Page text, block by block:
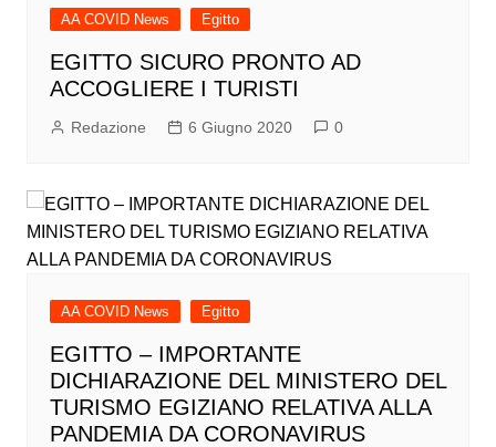
AA COVID News Egitto
EGITTO SICURO PRONTO AD
ACCOGLIERE I TURISTI
Redazione 6 Giugno 2020 0
AA COVID News Egitto
EGITTO – IMPORTANTE
DICHIARAZIONE DEL MINISTERO DEL
TURISMO EGIZIANO RELATIVA ALLA
PANDEMIA DA CORONAVIRUS